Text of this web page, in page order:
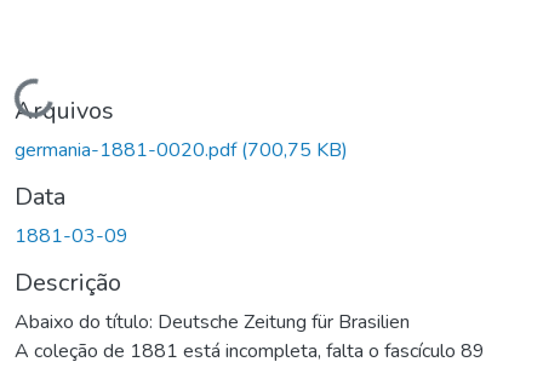
Carregando...
Arquivos
germania-1881-0020.pdf(700,75 KB)
Data
1881-03-09
Descrição
Abaixo do título: Deutsche Zeitung für Brasilien
A coleção de 1881 está incompleta, falta o fascículo 89